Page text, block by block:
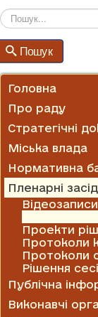
НОВИНИ
ГРАФІКИ
Пошук
Головна
Про раду
Стратегічні
Міська влада
Нормативна
Пленарні
Проекти
Протоколи
Протоколи
Рішення
Публічна
Виконавчі